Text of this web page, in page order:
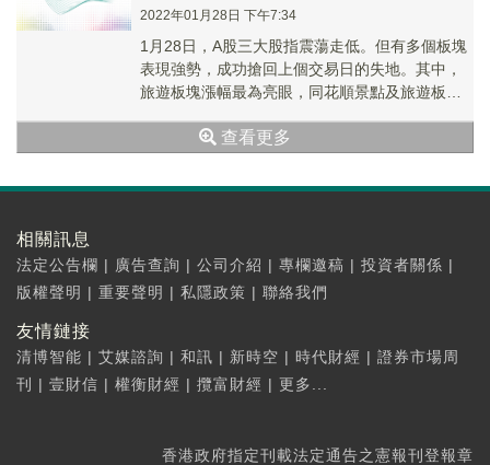
2022年01月28日 下午7:34
1月28日，A股三大股指震蕩走低。但有多個板塊
表現強勢，成功搶回上個交易日的失地。其中，
旅遊板塊漲幅最為亮眼，同花順景點及旅遊板塊
查看更多
相關訊息
法定公告欄 | 廣告查詢 | 公司介紹 | 專欄邀稿 | 投資者關係 |
版權聲明 | 重要聲明 | 私隱政策 | 聯絡我們
友情鏈接
清博智能 | 艾媒諮詢 | 和訊 | 新時空 | 時代財經 | 證券市場周
刊
| 壹財信 | 權衡財經 | 攬富財經 | 更多...
香港政府指定刊載法定通告之憲報刊登報章